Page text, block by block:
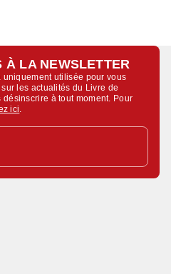
À LA NEWSLETTER
uniquement utilisée pour vous
les actualités du Livre de
désinscrire à tout moment. Pour
ici